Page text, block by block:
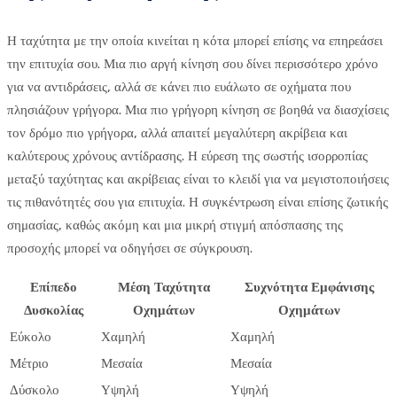
Η ταχύτητα με την οποία κινείται η κότα μπορεί επίσης να επηρεάσει
την επιτυχία σου. Μια πιο αργή κίνηση σου δίνει περισσότερο χρόνο
για να αντιδράσεις, αλλά σε κάνει πιο ευάλωτο σε οχήματα που
πλησιάζουν γρήγορα. Μια πιο γρήγορη κίνηση σε βοηθά να διασχίσεις
τον δρόμο πιο γρήγορα, αλλά απαιτεί μεγαλύτερη ακρίβεια και
καλύτερους χρόνους αντίδρασης. Η εύρεση της σωστής ισορροπίας
μεταξύ ταχύτητας και ακρίβειας είναι το κλειδί για να μεγιστοποιήσεις
τις πιθανότητές σου για επιτυχία. Η συγκέντρωση είναι επίσης ζωτικής
σημασίας, καθώς ακόμη και μια μικρή στιγμή απόσπασης της
προσοχής μπορεί να οδηγήσει σε σύγκρουση.
Επίπεδο
Δυσκολίας
Μέση Ταχύτητα
Οχημάτων
Συχνότητα Εμφάνισης
Οχημάτων
Εύκολο
Χαμηλή
Χαμηλή
Μέτριο
Μεσαία
Μεσαία
Δύσκολο
Υψηλή Υψηλή